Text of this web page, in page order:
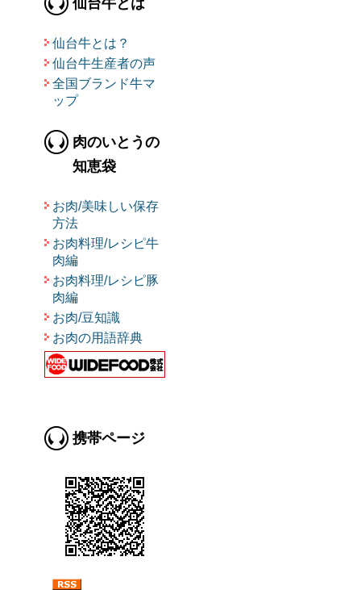
仙台牛とは？
仙台牛生産者の声
全国ブランド牛マ
ップ
肉のいとうの
知恵袋
お肉/美味しい保存
方法
お肉料理/レシピ牛
肉編
お肉料理/レシピ豚
肉編
お肉/豆知識
お肉の用語辞典
携帯ページ